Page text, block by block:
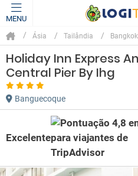
MENU
Ásia Tailândia Bangkok
Holiday Inn Express
Central Pier By Ihg
Banguecoque
Excelente